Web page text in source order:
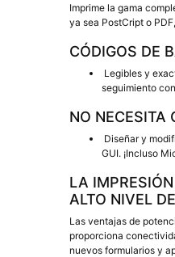
Imprime la gama
ya sea PostCript o
CÓDIGOS DE
Legibles y
seguimiento
NO NECESITA
Diseñar y
GUI. ¡Incluso
LA
ALTO NIVEL
Las ventajas de
proporciona
nuevos formularios y